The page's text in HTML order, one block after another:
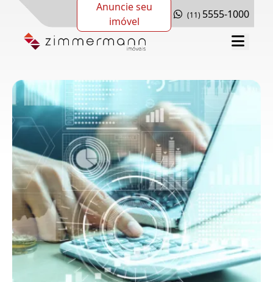
Anuncie seu
imóvel
(11) 5555-1000